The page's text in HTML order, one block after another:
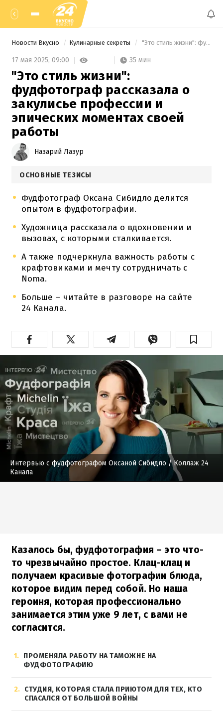
Новости Вкусно Кулинарные секреты "Это стиль жизни": фудфотограф рассказала о закулисье профессии и эпических моментах своей работы
17 мая 2025, 09:00 35 мин
"Это стиль жизни":
фудфотограф рассказала о
закулисье профессии и
эпических моментах своей
работы
Назарий Лазур
ОСНОВНЫЕ ТЕЗИСЫ
Фудфотограф Оксана Сибидло делится
опытом в фудфотографии.
Художница рассказала о вдохновении и
вызовах, с которыми сталкивается.
А также подчеркнула важность работы с
крафтовиками и мечту сотрудничать с
Noma.
Больше – читайте в разговоре на сайте
24 Канала.
Интервью с фудфотографом Оксаной Сибидло / Коллаж 24
Канала
Казалось бы, фудфотография – это что-
то чрезвычайно простое. Клац-клац и
получаем красивые фотографии блюда,
которое видим перед собой. Но наша
героиня, которая профессионально
занимается этим уже 9 лет, с вами не
согласится.
1
ПРОМЕНЯЛА РАБОТУ НА ТАМОЖНЕ НА
ФУДФОТОГРАФИЮ
2
СТУДИЯ, КОТОРАЯ СТАЛА ПРИЮТОМ ДЛЯ ТЕХ, КТО
СПАСАЛСЯ ОТ БОЛЬШОЙ ВОЙНЫ